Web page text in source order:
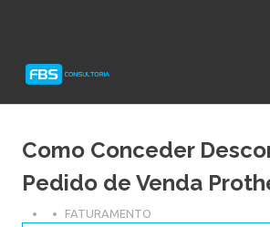
Protheus
Como Conceder
Pedido de Venda
FATURAMENTO